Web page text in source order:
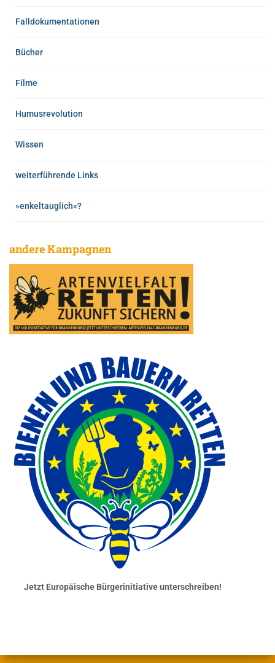
Falldokumentationen
Bücher
Filme
Humusrevolution
Wissen
weiterführende Links
»enkeltauglich«?
andere Kampagnen
Jetzt Europäische Bürgerinitiative unterschreiben!